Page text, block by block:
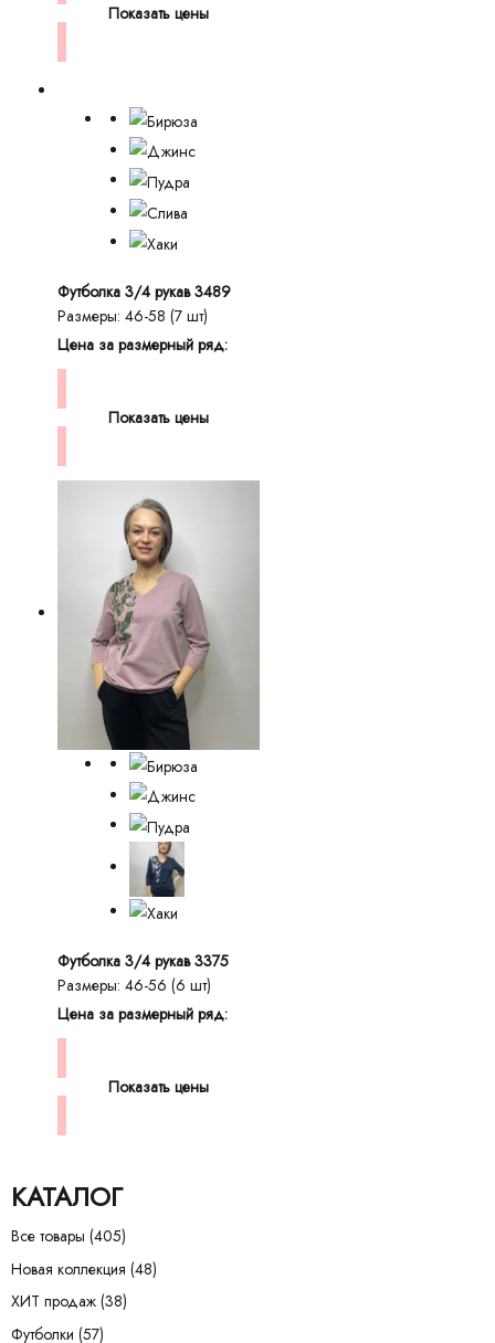
КАТАЛОГ
Все товары (405)
Новая коллекция (48)
ХИТ продаж (38)
Футболки (57)
Показать цены
Футболка 3/4 рукав 3489
Размеры: 46-58 (7 шт)
Цена за размерный ряд:
Показать цены
Футболка 3/4 рукав 3375
Размеры: 46-56 (6 шт)
Цена за размерный ряд:
Показать цены